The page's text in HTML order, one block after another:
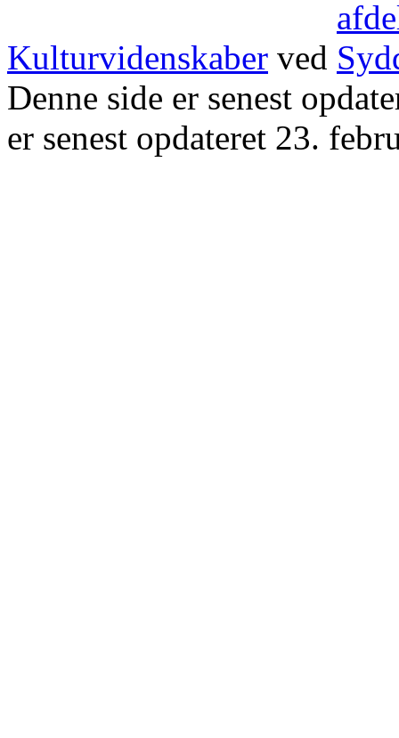
Kulturvidenskaber ved
Denne side er senest
er senest opdateret 23.